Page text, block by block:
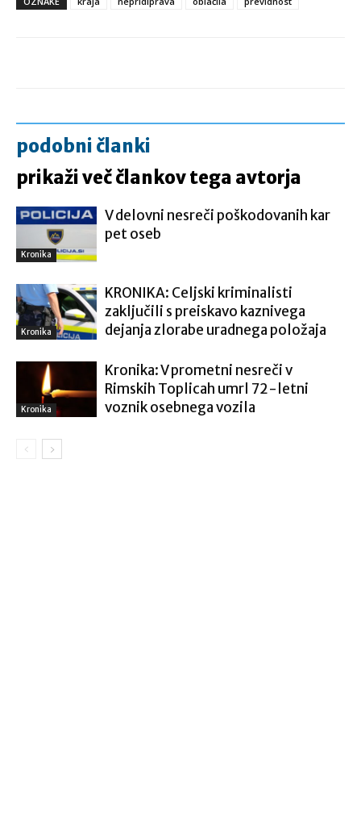
podobni članki
prikaži več člankov tega avtorja
Kronika
V delovni nesreči poškodovanih kar
pet oseb
Kronika
KRONIKA: Celjski kriminalisti
zaključili s preiskavo kaznivega
dejanja zlorabe uradnega položaja
Kronika
Kronika: V prometni nesreči v
Rimskih Toplicah umrl 72-letni
voznik osebnega vozila